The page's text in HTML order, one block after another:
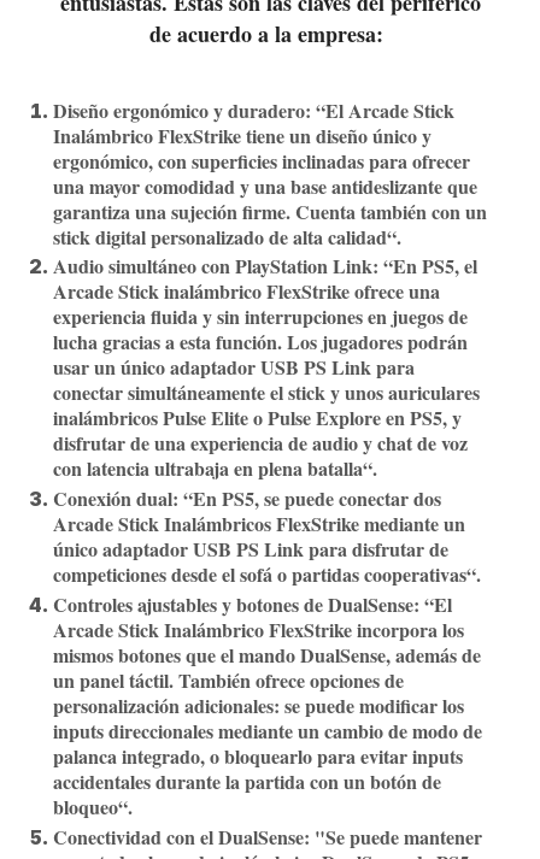
de acuerdo a la empresa:
Diseño ergonómico y duradero: “El Arcade Stick
Inalámbrico FlexStrike tiene un diseño único y
ergonómico, con superficies inclinadas para ofrecer
una mayor comodidad y una base antideslizante que
garantiza una sujeción firme. Cuenta también con un
stick digital personalizado de alta calidad“.
Audio simultáneo con PlayStation Link: “En PS5, el
Arcade Stick inalámbrico FlexStrike ofrece una
experiencia fluida y sin interrupciones en juegos de
lucha gracias a esta función. Los jugadores podrán
usar un único adaptador USB PS Link para
conectar simultáneamente el stick y unos auriculares
inalámbricos Pulse Elite o Pulse Explore en PS5, y
disfrutar de una experiencia de audio y chat de voz
con latencia ultrabaja en plena batalla“.
Conexión dual: “En PS5, se puede conectar dos
Arcade Stick Inalámbricos FlexStrike mediante un
único adaptador USB PS Link para disfrutar de
competiciones desde el sofá o partidas cooperativas“.
Controles ajustables y botones de DualSense: “El
Arcade Stick Inalámbrico FlexStrike incorpora los
mismos botones que el mando DualSense, además de
un panel táctil. También ofrece opciones de
personalización adicionales: se puede modificar los
inputs direccionales mediante un cambio de modo de
palanca integrado, o bloquearlo para evitar inputs
accidentales durante la partida con un botón de
bloqueo“.
Conectividad con el DualSense: "Se puede mantener